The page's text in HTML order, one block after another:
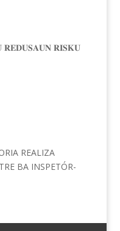
𝐑𝐄𝐃𝐔𝐒𝐀𝐔𝐍 𝐑𝐈𝐒𝐊𝐔
REALIZA
BA INSPETÓR-